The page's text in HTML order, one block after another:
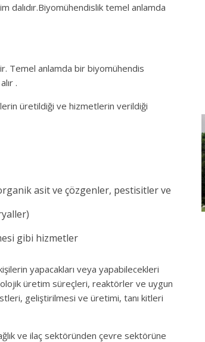
dalıdır.Biyomühendislik temel anlamda
Temel anlamda bir biyomühendis
.
üretildiği ve hizmetlerin verildiği
asit ve çözgenler, pestisitler ve
gibi hizmetler
yapacakları veya yapabilecekleri
üretim süreçleri, reaktörler ve uygun
geliştirilmesi ve üretimi, tanı kitleri
ve ilaç sektöründen çevre sektörüne